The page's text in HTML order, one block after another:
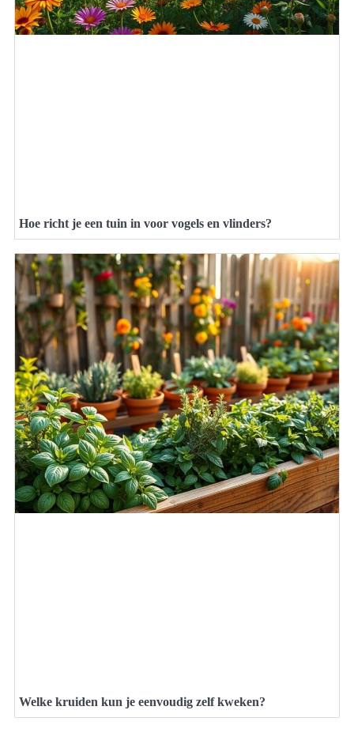
Hoe richt je een tuin in voor vogels en vlinders?
Welke kruiden kun je eenvoudig zelf kweken?